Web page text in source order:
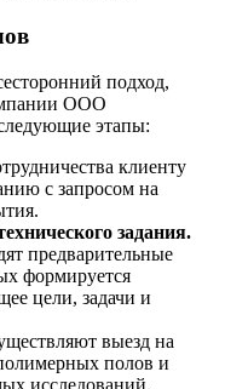
подход,
ООО
этапы:
клиенту
с запросом на
задания.
предварительные
формируется
цели, задачи и
выезд на
полов и